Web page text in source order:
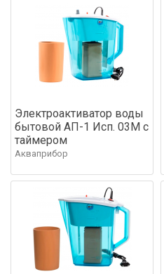
Электроактиватор воды
бытовой АП-1 Исп. 03М с
таймером
Акваприбор